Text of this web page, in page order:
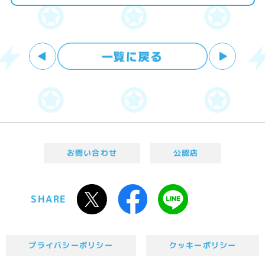
お問い合わせ 公認店
SHARE
プライバシーポリシー クッキーポリシー